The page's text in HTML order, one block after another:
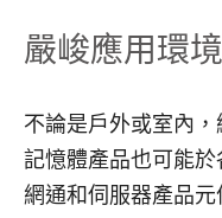
嚴峻應用環
不論是戶外或室內
記憶體產品也可能於
網通和伺服器產品